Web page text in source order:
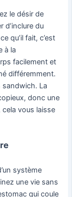
le désir de
d’inclure du
qu’il fait, c’est
à la
facilement et
différemment.
sandwich. La
donc une
vous laisse
système
une vie sans
qui coule